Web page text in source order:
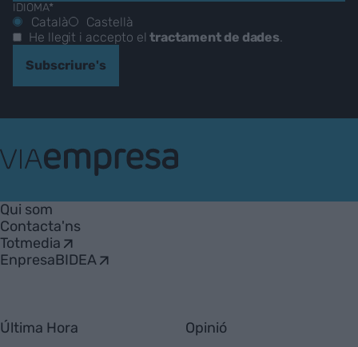
IDIOMA*
Català
Castellà
He llegit i accepto eltractament de dades.
Subscriure's
Empresa
Qui som
Contacta'ns
Totmedia
EnpresaBIDEA
Última Hora Opinió